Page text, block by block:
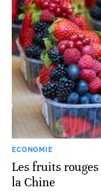
ECONOMIE
Les fruits
la Chine